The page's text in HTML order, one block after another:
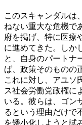
このスキャンダルは
ねない重大な危機で
府を掲げ、特に医療
に進めてきた。しか
と、自身のパートナ
ば、政策そのものの
これに対し、アユソ
ス社会労働党政権に
いる。彼らは、ゴン
るという理由だけで
を矮小化しようと試